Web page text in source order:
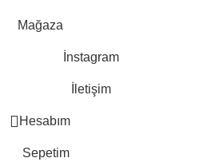
Mağaza
İnstagram
İletişim
Hesabım
Sepetim